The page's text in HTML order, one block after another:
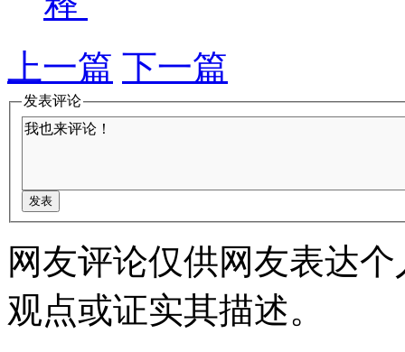
上一篇 下一篇
发表评论
网友评论仅供网友表达
观点或证实其描述。